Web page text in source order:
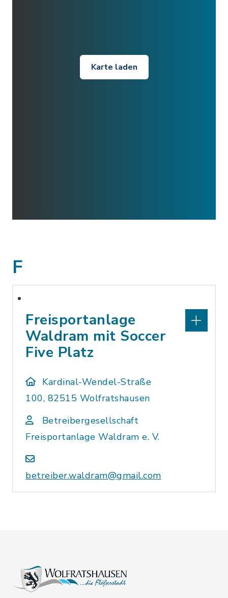
Karte laden
F
Freisportanlage
Waldram mit Soccer
Five Platz
Kardinal-Wendel-Straße
100, 82515 Wolfratshausen
Betreibergesellschaft
Freisportanlage Waldram e. V.
betreiber.waldram@gmail.com